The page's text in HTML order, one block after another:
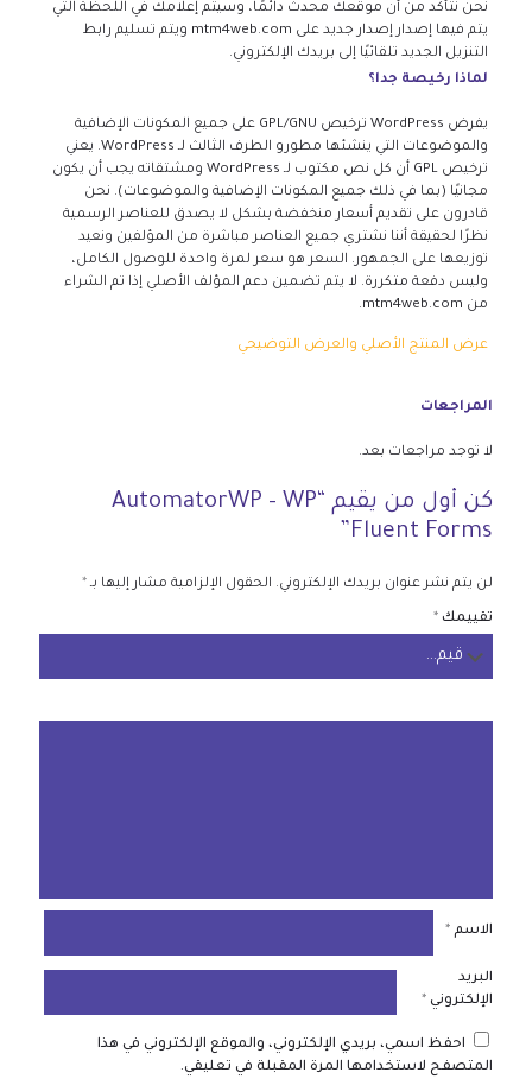
نحن نتأكد من أن موقعك محدث دائمًا، وسيتم إعلامك في اللحظة التي
يتم فيها إصدار إصدار جديد على mtm4web.com ويتم تسليم رابط
التنزيل الجديد تلقائيًا إلى بريدك الإلكتروني.
لماذا رخيصة جدا؟
يفرض WordPress ترخيص GPL/GNU على جميع المكونات الإضافية
والموضوعات التي ينشئها مطورو الطرف الثالث لـ WordPress. يعني
ترخيص GPL أن كل نص مكتوب لـ WordPress ومشتقاته يجب أن يكون
مجانيًا (بما في ذلك جميع المكونات الإضافية والموضوعات). نحن
قادرون على تقديم أسعار منخفضة بشكل لا يصدق للعناصر الرسمية
نظرًا لحقيقة أننا نشتري جميع العناصر مباشرة من المؤلفين ونعيد
توزيعها على الجمهور. السعر هو سعر لمرة واحدة للوصول الكامل،
وليس دفعة متكررة. لا يتم تضمين دعم المؤلف الأصلي إذا تم الشراء
من mtm4web.com.
عرض المنتج الأصلي والعرض التوضيحي
المراجعات
لا توجد مراجعات بعد.
كن أول من يقيم “AutomatorWP – WP
Fluent Forms”
لن يتم نشر عنوان بريدك الإلكتروني. الحقول الإلزامية مشار إليها بـ *
تقييمك *
الاسم *
البريد
الإلكتروني *
احفظ اسمي، بريدي الإلكتروني، والموقع الإلكتروني في هذا
المتصفح لاستخدامها المرة المقبلة في تعليقي.